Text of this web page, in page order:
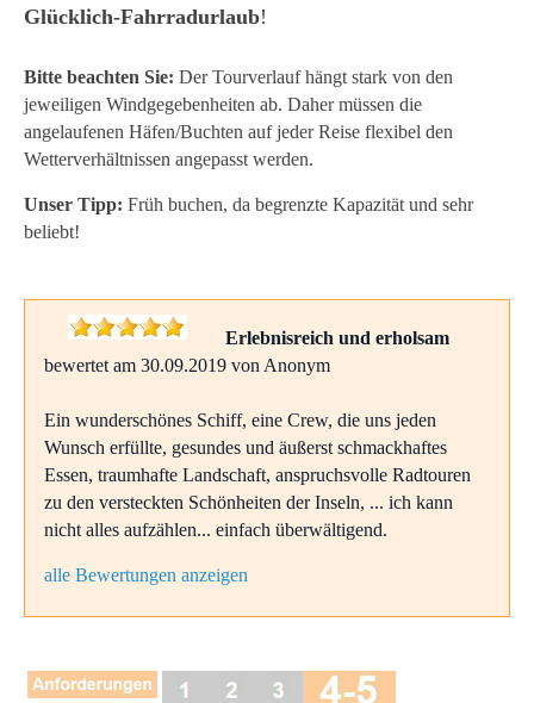
Glücklich-Fahrradurlaub!
Bitte beachten Sie: Der Tourverlauf hängt stark von den
jeweiligen Windgegebenheiten ab. Daher müssen die
angelaufenen Häfen/Buchten auf jeder Reise flexibel den
Wetterverhältnissen angepasst werden.
Unser Tipp: Früh buchen, da begrenzte Kapazität und sehr
beliebt!
Erlebnisreich und erholsam
bewertet am 30.09.2019 von Anonym
Ein wunderschönes Schiff, eine Crew, die uns jeden
Wunsch erfüllte, gesundes und äußerst schmackhaftes
Essen, traumhafte Landschaft, anspruchsvolle Radtouren
zu den versteckten Schönheiten der Inseln, ... ich kann
nicht alles aufzählen... einfach überwältigend.
alle Bewertungen anzeigen